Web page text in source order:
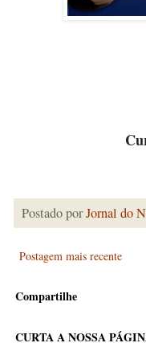
Postado porJornal do
Postagem mais recente
Compartilhe
CURTA A NOSSA